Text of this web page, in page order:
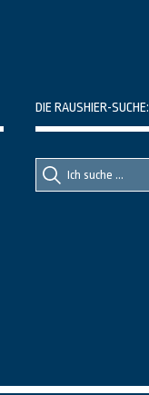
DIE RAUSHIER-SUCHE:
Suche
nach::
Suche
nach: